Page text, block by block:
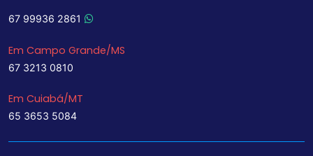
67 99936 2861
Em Campo Grande/MS
67 3213 0810
Em Cuiabá/MT
65 3653 5084